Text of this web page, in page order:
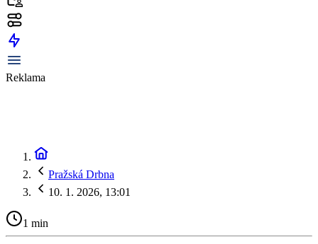
Reklama
Pražská Drbna
10. 1. 2026, 13:01
1 min